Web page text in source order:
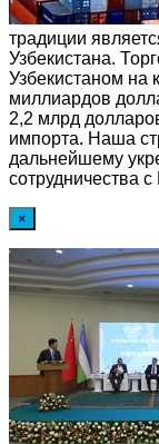
традиции
Узбекистана.
Узбекистаном на
миллиардов
2,2 млрд
импорта. Наша
дальнейшему
сотрудничества с
×